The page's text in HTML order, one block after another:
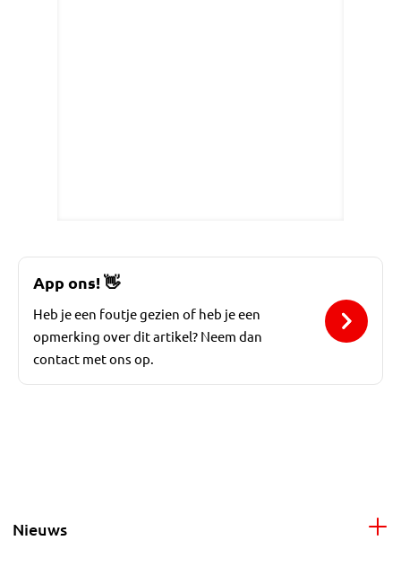
App ons!👋
Heb je een foutje gezien of heb je een
opmerking over dit artikel? Neem dan
contact met ons op.
Nieuws